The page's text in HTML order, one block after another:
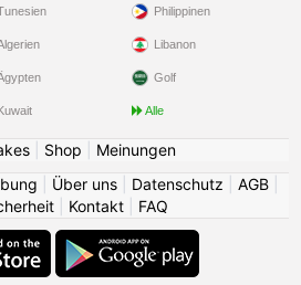
Philippinen
Libanon
Golf
Alle
| Shop
Meinungen
Über uns Datenschutz AGB
Kontakt FAQ